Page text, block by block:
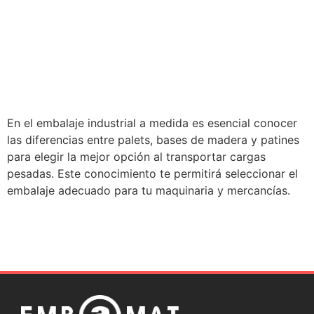
En el embalaje industrial a medida es esencial conocer
las diferencias entre palets, bases de madera y patines
para elegir la mejor opción al transportar cargas
pesadas. Este conocimiento te permitirá seleccionar el
embalaje adecuado para tu maquinaria y mercancías.